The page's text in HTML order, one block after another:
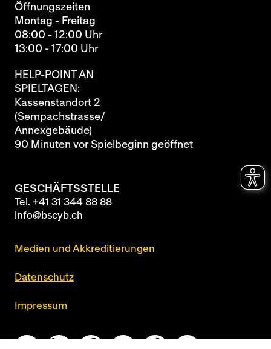
Öffnungszeiten
Montag - Freitag
08:00 - 12:00 Uhr
13:00 - 17:00 Uhr
HELP-POINT AN
SPIELTAGEN:
Kassenstandort 2
(Sempachstrasse/
Annexgebäude)
90 Minuten vor Spielbeginn geöffnet
GESCHÄFTSSTELLE
Tel. +41 31 344 88 88
info@bscyb.ch
Medien und Akkreditierungen
Datenschutz
Impressum